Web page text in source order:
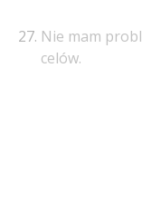
Nie mam
celów.